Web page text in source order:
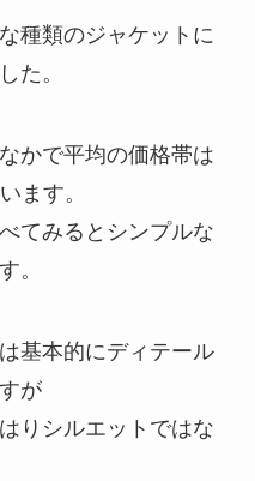
種類のジャケットに
た。
かで平均の価格帯は
ます。
てみるとシンプルな
。
基本的にディテール
が
りシルエットではな